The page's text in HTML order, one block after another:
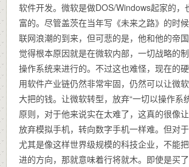
软件开发。微软是做DOS/Windows起家的，
富的。尽管盖茨在当年写《未来之路》的时
联网浪潮的到来，但可悲的是，他和他的帝
觉得根本原因就是在微软内部，一切战略的
操作系统来进行的。不过这也难怪，现在的
用软件产业链仍然非常牢固，仍然可以让微
大把的钱。让微软转型，放弃“一切以操作系
原则，对于他来说实在太难了，这真的很像
放弃模拟手机，转向数字手机一样难。但对于
尤其是像这样世界级规模的科技企业，不能
进的方向，那就意味着行将就木。即使是买